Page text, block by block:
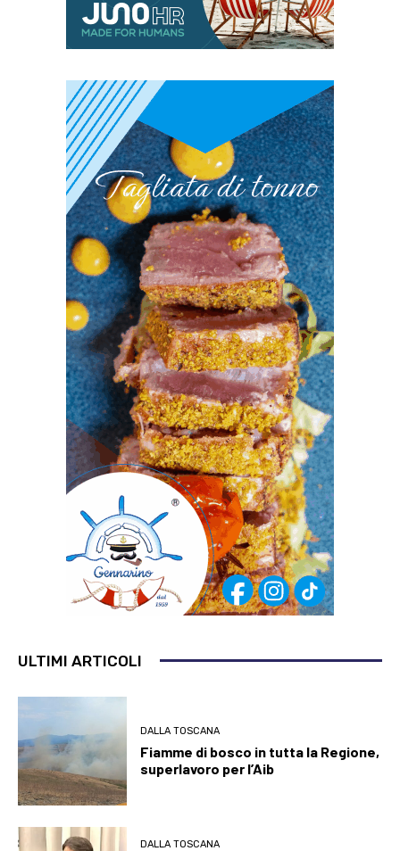
ULTIMI ARTICOLI
DALLA TOSCANA
Fiamme di bosco in tutta la Regione,
superlavoro per l’Aib
DALLA TOSCANA